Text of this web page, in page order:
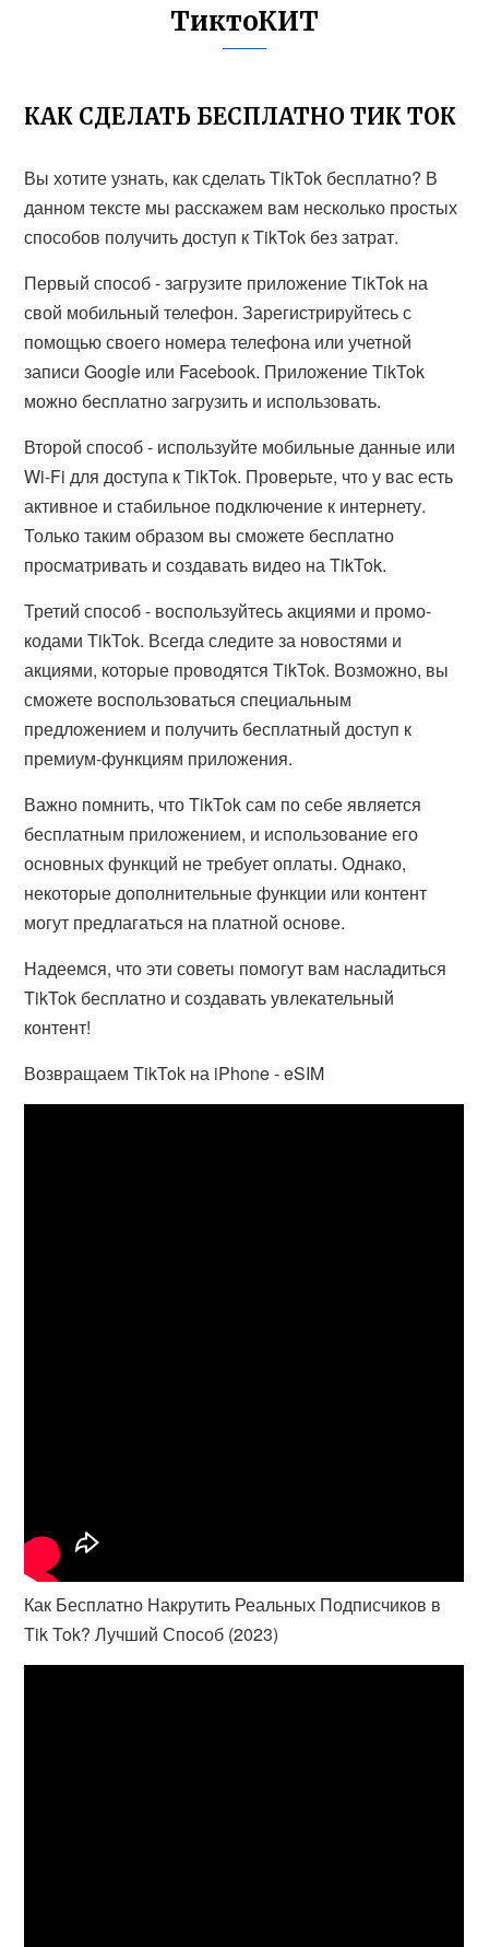
ТиктоКИТ
КАК СДЕЛАТЬ БЕСПЛАТНО ТИК ТОК
Вы хотите узнать, как сделать TikTok бесплатно? В
данном тексте мы расскажем вам несколько простых
способов получить доступ к TikTok без затрат.
Первый способ - загрузите приложение TikTok на
свой мобильный телефон. Зарегистрируйтесь с
помощью своего номера телефона или учетной
записи Google или Facebook. Приложение TikTok
можно бесплатно загрузить и использовать.
Второй способ - используйте мобильные данные или
Wi-Fi для доступа к TikTok. Проверьте, что у вас есть
активное и стабильное подключение к интернету.
Только таким образом вы сможете бесплатно
просматривать и создавать видео на TikTok.
Третий способ - воспользуйтесь акциями и промо-
кодами TikTok. Всегда следите за новостями и
акциями, которые проводятся TikTok. Возможно, вы
сможете воспользоваться специальным
предложением и получить бесплатный доступ к
премиум-функциям приложения.
Важно помнить, что TikTok сам по себе является
бесплатным приложением, и использование его
основных функций не требует оплаты. Однако,
некоторые дополнительные функции или контент
могут предлагаться на платной основе.
Надеемся, что эти советы помогут вам насладиться
TikTok бесплатно и создавать увлекательный
контент!
Возвращаем TikTok на iPhone - eSIM
Как Бесплатно Накрутить Реальных Подписчиков в
Tik Tok? Лучший Способ (2023)